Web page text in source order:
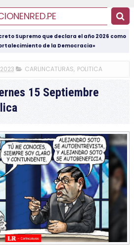
Supremo que declara el año 2026 como
de la Democracia»
2023 CARLINCATURAS, POLITICA
15 Septiembre